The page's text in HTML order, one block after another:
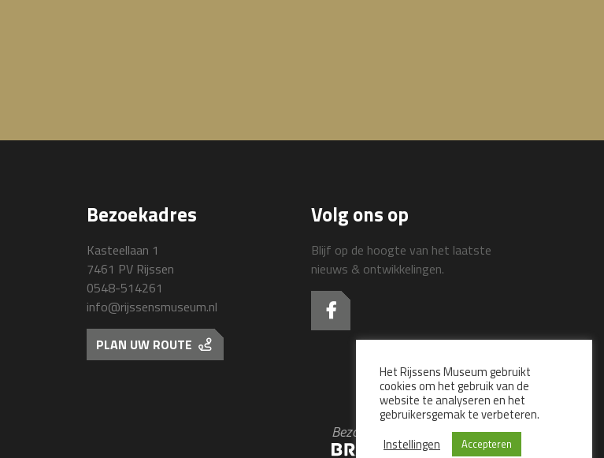
Bezoekadres
Kasteellaan 1
7461 PV Rijssen
0548-514261
info@rijssensmuseum.nl
PLAN UW ROUTE
Volg ons op
Blijf op de hoogte van het laatste
nieuws & ontwikkelingen.
Bezoek ook het
Het Rijssens Museum gebruikt
cookies om het gebruik van de
website te analyseren en het
gebruikersgemak te verbeteren.
Instellingen
Accepteren